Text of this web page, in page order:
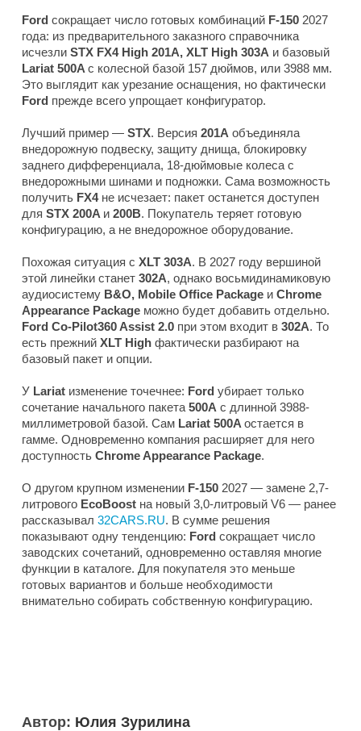
Ford сокращает число готовых комбинаций F-150 2027
года: из предварительного заказного справочника
исчезли STX FX4 High 201A, XLT High 303A и базовый
Lariat 500A с колесной базой 157 дюймов, или 3988 мм.
Это выглядит как урезание оснащения, но фактически
Ford прежде всего упрощает конфигуратор.
Лучший пример — STX. Версия 201A объединяла
внедорожную подвеску, защиту днища, блокировку
заднего дифференциала, 18-дюймовые колеса с
внедорожными шинами и подножки. Сама возможность
получить FX4не исчезает: пакет останется доступен
для STX 200A и 200B. Покупатель теряет готовую
конфигурацию, а не внедорожное оборудование.
Похожая ситуация с XLT 303A. В 2027 году вершиной
этой линейки станет 302A, однако восьмидинамиковую
аудиосистему B&O, Mobile Office Package и Chrome
Appearance Package можно будет добавить отдельно.
Ford Co-Pilot360 Assist 2.0 при этом входит в 302A. То
есть прежний XLT High фактически разбирают на
базовый пакет и опции.
У Lariat изменение точечнее: Ford убирает только
сочетание начального пакета 500A с длинной 3988-
миллиметровой базой. Сам Lariat 500A остается в
гамме. Одновременно компания расширяет для него
доступность Chrome Appearance Package.
О другом крупном изменении F-150 2027 — замене 2,7-
литрового EcoBoost на новый 3,0-литровый V6 — ранее
рассказывал 32CARS.RU. В сумме решения
показывают одну тенденцию: Ford сокращает число
заводских сочетаний, одновременно оставляя многие
функции в каталоге. Для покупателя это меньше
готовых вариантов и больше необходимости
внимательно собирать собственную конфигурацию.
Автор: Юлия Зурилина